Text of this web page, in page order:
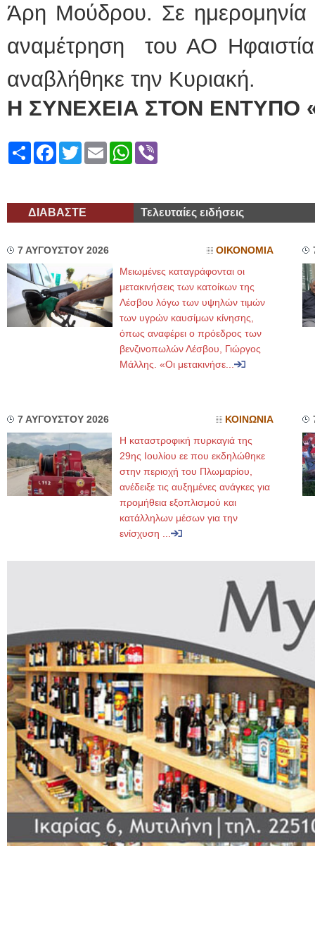
Άρη Μούδρου. Σε ημερομηνία
αναμέτρηση του ΑΟ
αναβλήθηκε την Κυριακή.
Η ΣΥΝΕΧΕΙΑ ΣΤΟΝ ΕΝΤΥΠΟ
ShareFacebook
TwitterEmailWhatsApp
ΔΙΑΒΑΣΤΕ Τελευταίες ειδήσεις
7 ΑΥΓΟΥΣΤΟΥ 2026 ΟΙΚΟΝΟΜΙΑ
Μειωμένες καταγράφονται οι
μετακινήσεις των κατοίκων της
Λέσβου λόγω των υψηλών τιμών
των υγρών καυσίμων κίνησης,
όπως αναφέρει ο πρόεδρος των
βενζινοπωλών Λέσβου, Γιώργος
Μάλλης. «Οι μετακινήσε...
7 ΑΥΓΟΥΣΤΟΥ 2026 ΚΟΙΝΩΝΙΑ
Η καταστροφική πυρκαγιά της
29ης Ιουλίου εε που εκδηλώθηκε
στην περιοχή του Πλωμαρίου,
ανέδειξε τις αυξημένες ανάγκες για
προμήθεια εξοπλισμού και
κατάλληλων μέσων για την
ενίσχυση ...